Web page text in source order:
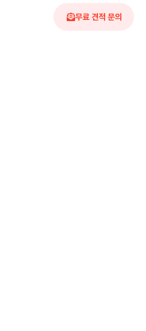
무료 견적 문의